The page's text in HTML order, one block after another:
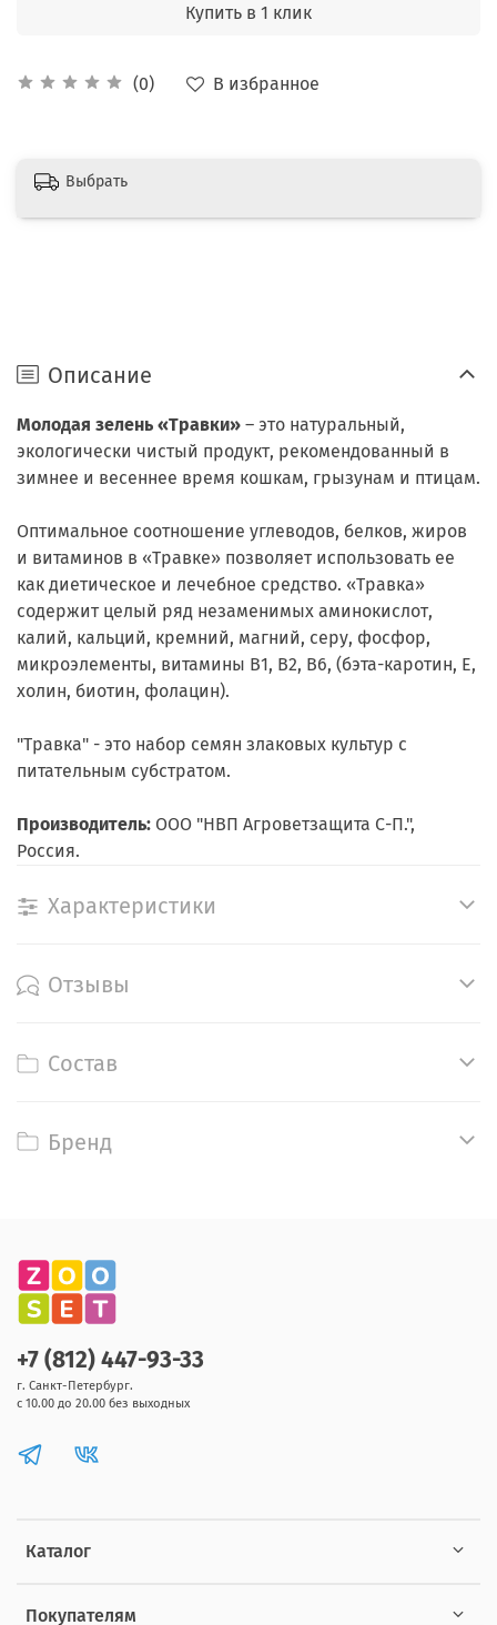
(0) В избранное
Купить в 1 клик
Выбрать
Описание
Молодая зелень «Травки» – это натуральный,
экологически чистый продукт, рекомендованный в
зимнее и весеннее время кошкам, грызунам и птицам.
Оптимальное соотношение углеводов, белков, жиров
и витаминов в «Травке» позволяет использовать ее
как диетическое и лечебное средство. «Травка»
содержит целый ряд незаменимых аминокислот,
калий, кальций, кремний, магний, серу, фосфор,
микроэлементы, витамины В1, В2, В6, (бэта-каротин, Е,
холин, биотин, фолацин).
"Травка" - это набор семян злаковых культур с
питательным субстратом.
Производитель: ООО "НВП Агроветзащита С-П.",
Россия.
Характеристики
Отзывы
Состав
Бренд
Каталог
Покупателям
+7 (812) 447-93-33
г. Санкт-Петербург.
с 10.00 до 20.00 без выходных